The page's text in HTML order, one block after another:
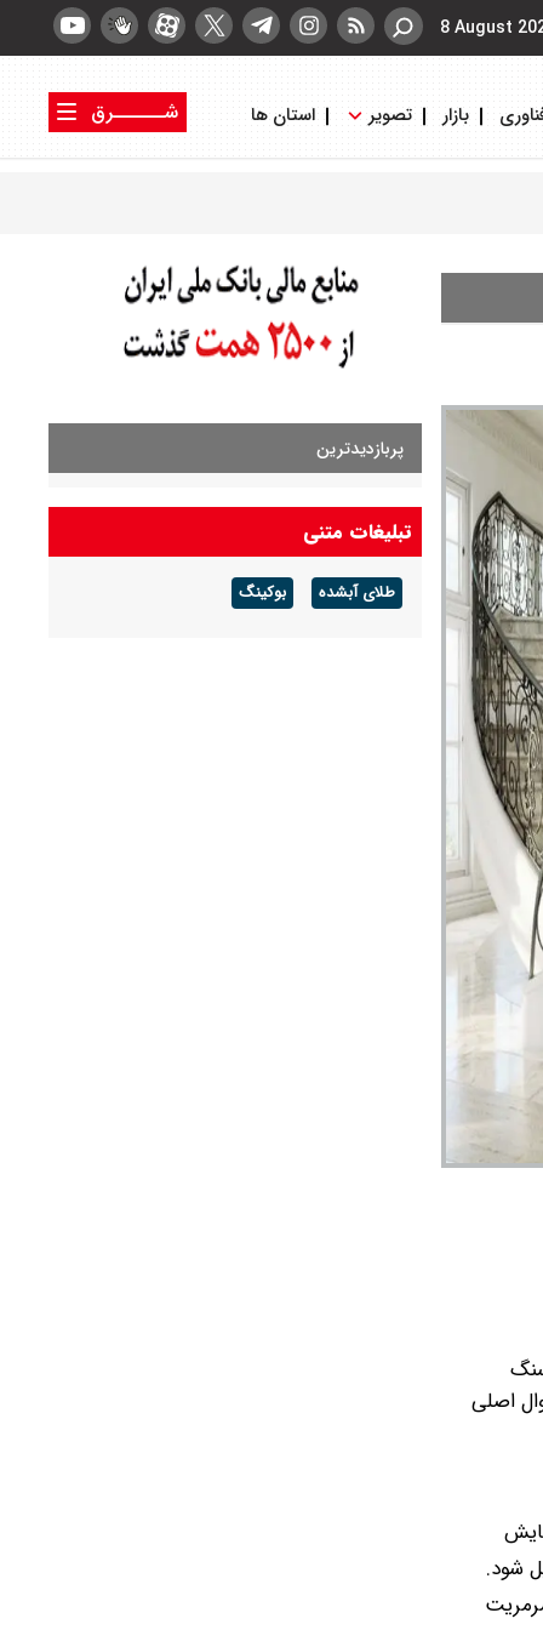
8 August
بازار تصویر استان ها
شــــــرق
اصلی
شود.
پربازدیدترین
تبلیغات متنی
طلای آبشده بوکینگ